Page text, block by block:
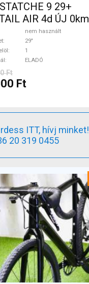
9 29+
AIR 4d ÚJ 0km
Bike 29" elöl
nem használt
nem használt
29"
1
ELADÓ
Ft
Ft
ITT, hívj minket!
20 319 0455